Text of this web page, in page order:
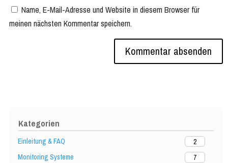
Kategorien
Einleitung & FAQ
2
Monitoring Systeme
7
Name, E-Mail-Adresse und Website in diesem Browser für
meinen nächsten Kommentar speichern.